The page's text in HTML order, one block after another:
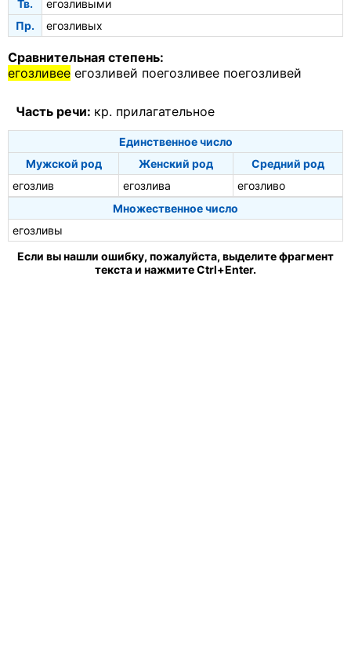
Тв.
егозливыми
Пр.
егозливых
Сравнительная степень:
егозливее егозливей поегозливее поегозливей
Часть речи: кр. прилагательное
Единственное число
Мужской род
Женский род
Средний род
егозлив
егозлива
егозливо
Множественное число
егозливы
Если вы нашли ошибку, пожалуйста, выделите фрагмент
текста и нажмите Ctrl+Enter.